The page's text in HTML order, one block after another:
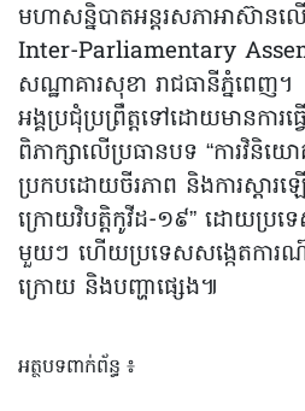
មហាសន្និបាតអន្តរសភាអាស៊ាន
Inter-Parliamentary
សណ្ឋាគារសុខា រាជធានីភ្នំពេញ។
អង្គប្រជុំប្រព្រឹត្តទៅដោយមានការធ្
ពិភាក្សាលើប្រធានបទ “ការវិនិយ
ប្រកបដោយចីរភាព និងការស្ដារ
ក្រោយវិបត្តិកូវីដ-១៩” ដោយប្រ
មួយៗ ហើយប្រទេសសង្កេតការណ៍
ក្រោយ និងបញ្ហាផ្សេង៕
អត្ថបទពាក់ព័ន្ធ ៖